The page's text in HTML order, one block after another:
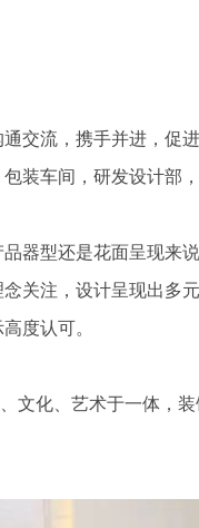
交流，携手并进，促
装车间，研发设计部，
器型还是花面呈现来
关注，设计呈现出多
度认可。
文化、艺术于一体，